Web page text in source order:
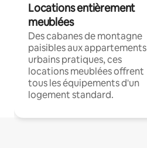
Locations entièrement
meublées
Des cabanes de montagne
paisibles aux appartements
urbains pratiques, ces
locations meublées offrent
tous les équipements d'un
logement standard.